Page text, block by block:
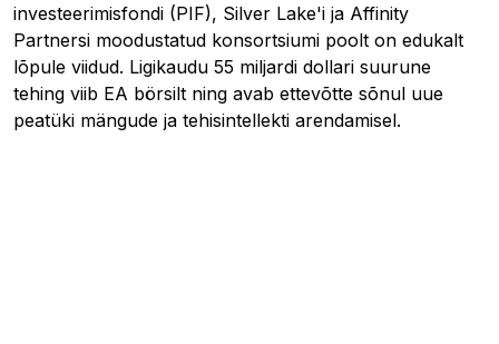
investeerimisfondi (PIF), Silver Lake'i ja Affinity
Partnersi moodustatud konsortsiumi poolt on edukalt
lõpule viidud. Ligikaudu 55 miljardi dollari suurune
tehing viib EA börsilt ning avab ettevõtte sõnul uue
peatüki mängude ja tehisintellekti arendamisel.